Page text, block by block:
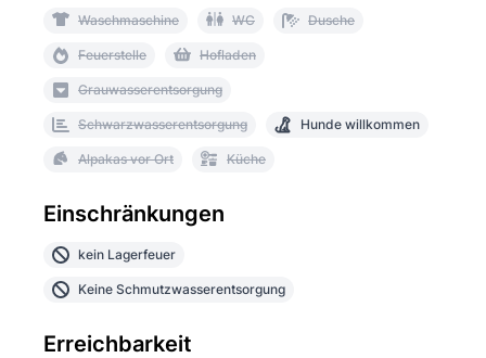
Waschmaschine WC Dusche
Feuerstelle Hofladen
Grauwasserentsorgung
Schwarzwasserentsorgung Hunde willkommen
Alpakas vor Ort Küche
Einschränkungen
kein Lagerfeuer
Keine Schmutzwasserentsorgung
Erreichbarkeit